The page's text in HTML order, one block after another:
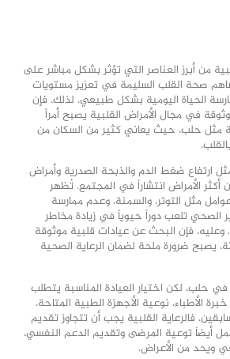
من أبرز العناصر التي تؤثر بشكل مباشر على
صحة القلب السليمة في تعزيز مستويات
الحياة اليومية بشكل طبيعي. لذلك، فإن
في مجال الأمراض القلبية يصبح أمراً
مثل حلب، حيث يعاني كثير من السكان من
ارتفاع ضغط الدم والذبحة الصدرية وأمراض
أكثر الأمراض انتشاراً في المجتمع. تُظهر
مثل التوتر، والسمنة، وعدم ممارسة
الصحي تلعب دوراً حيوياً في زيادة مخاطر
وعليه، فإن البحث عن عيادات قلبية موثوقة
يصبح ضرورة ملحة لضمان الرعاية الصحية
في حلب، لكن اختيار العيادة المناسبة يتطلب
الأطباء، نوعية الأجهزة الطبية المتاحة،
فالرعاية القلبية يجب أن تتجاوز تقديم
أيضاً توعية المرضى وتقديم الدعم النفسي،
ويحد من الأعراض.